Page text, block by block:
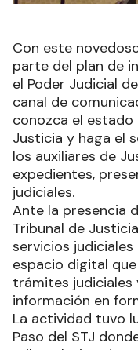
Con este
parte del plan de
el Poder Judicial
canal de
conozca el
Justicia y haga el
los auxiliares de
expedientes,
judiciales.
Ante la presencia
Tribunal de
servicios
espacio digital
trámites
información en
La actividad tuvo
Paso del STJ